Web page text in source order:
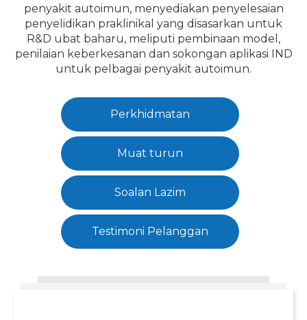
penyakit autoimun, menyediakan penyelesaian
penyelidikan praklinikal yang disasarkan untuk
R&D ubat baharu, meliputi pembinaan model,
penilaian keberkesanan dan sokongan aplikasi IND
untuk pelbagai penyakit autoimun.
Perkhidmatan
Muat turun
Soalan Lazim
Testimoni Pelanggan